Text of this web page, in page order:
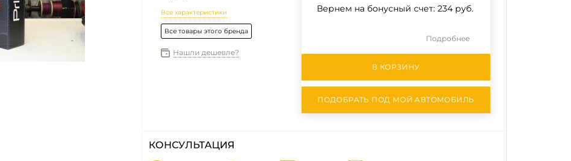
Все характеристики
Все товары этого бренда
Нашли дешевле?
Вернем на бонусный счет: 234 руб.
Подробнее
В КОРЗИНУ
ПОДОБРАТЬ ПОД МОЙ АВТОМОБИЛЬ
КОНСУЛЬТАЦИЯ